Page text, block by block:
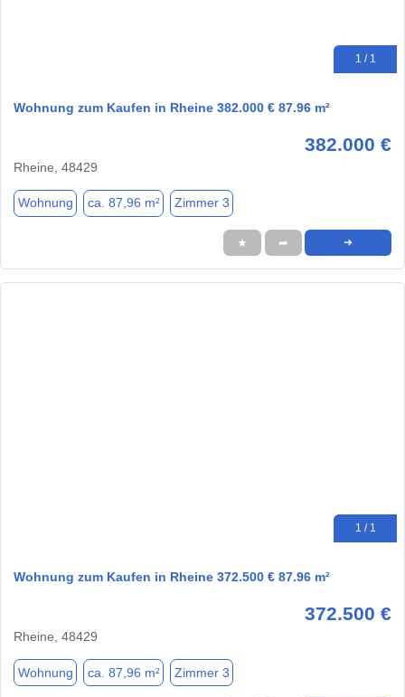
1 / 1
Wohnung zum Kaufen in Rheine 382.000 € 87.96 m²
382.000 €
Rheine, 48429
Wohnung ca. 87,96 m² Zimmer 3
★ ➦ ➜
1 / 1
Wohnung zum Kaufen in Rheine 372.500 € 87.96 m²
372.500 €
Rheine, 48429
Wohnung ca. 87,96 m² Zimmer 3